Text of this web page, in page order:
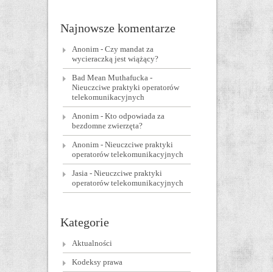
Najnowsze komentarze
Anonim - Czy mandat za
wycieraczką jest wiążący?
Bad Mean Muthafucka -
Nieuczciwe praktyki operatorów
telekomunikacyjnych
Anonim - Kto odpowiada za
bezdomne zwierzęta?
Anonim - Nieuczciwe praktyki
operatorów telekomunikacyjnych
Jasia - Nieuczciwe praktyki
operatorów telekomunikacyjnych
Kategorie
Aktualności
Kodeksy prawa